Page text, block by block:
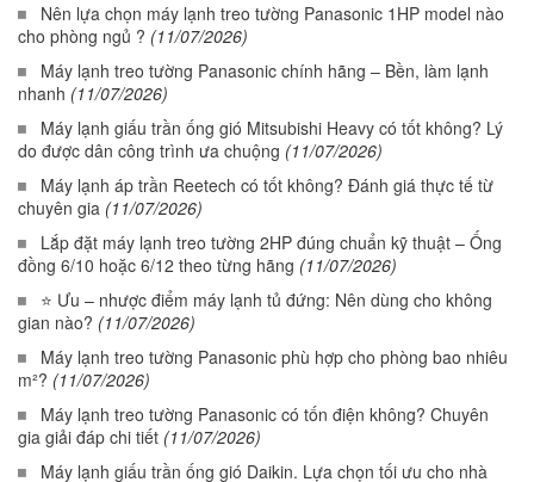
Nên lựa chọn máy lạnh treo tường Panasonic 1HP model nào
cho phòng ngủ ? (11/07/2026)
Máy lạnh treo tường Panasonic chính hãng – Bền, làm lạnh
nhanh (11/07/2026)
Máy lạnh giấu trần ống gió Mitsubishi Heavy có tốt không? Lý
do được dân công trình ưa chuộng (11/07/2026)
Máy lạnh áp trần Reetech có tốt không? Đánh giá thực tế từ
chuyên gia (11/07/2026)
Lắp đặt máy lạnh treo tường 2HP đúng chuẩn kỹ thuật – Ống
đồng 6/10 hoặc 6/12 theo từng hãng (11/07/2026)
⭐ Ưu – nhược điểm máy lạnh tủ đứng: Nên dùng cho không
gian nào? (11/07/2026)
Máy lạnh treo tường Panasonic phù hợp cho phòng bao nhiêu
m²? (11/07/2026)
Máy lạnh treo tường Panasonic có tốn điện không? Chuyên
gia giải đáp chi tiết (11/07/2026)
Máy lạnh giấu trần ống gió Daikin. Lựa chọn tối ưu cho nhà